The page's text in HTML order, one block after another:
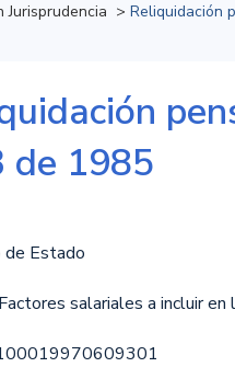
Jurisprudencia > Reliquidación
de 1985
de Estado
Factores salariales a incluir